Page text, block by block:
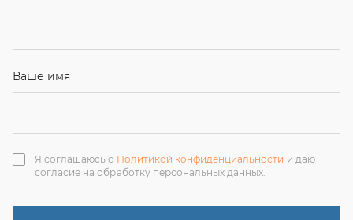
+7 (351) 214-36-26
+7 (922) 74-71-055